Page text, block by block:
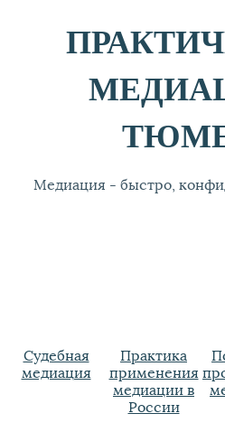
Медиация - быстро,
Судебная
медиация
Практика
применения
медиации в
России